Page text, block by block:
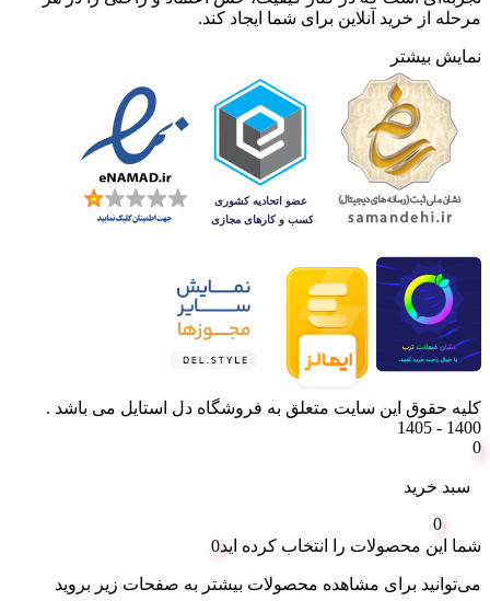
مرحله از خرید آنلاین برای شما ایجاد کند.
نمایش بیشتر
کلیه حقوق این سایت متعلق به فروشگاه دل استایل می باشد .
1400 - 1405
0
سبد خرید
0
شما این محصولات را انتخاب کرده اید0
می‌توانید برای مشاهده محصولات بیشتر به صفحات زیر بروید